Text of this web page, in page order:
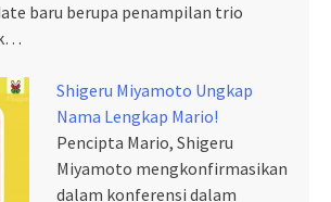
baru berupa penampilan trio
Shigeru Miyamoto Ungkap
Nama Lengkap Mario!
Pencipta Mario, Shigeru
Miyamoto mengkonfirmasikan
dalam konferensi dalam